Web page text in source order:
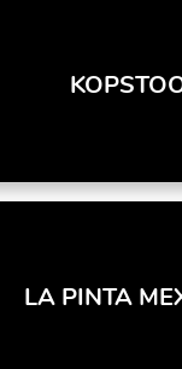
LA PINTA